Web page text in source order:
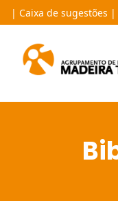
Saltar para o
Saltar para o
| Caixa de sugestões |